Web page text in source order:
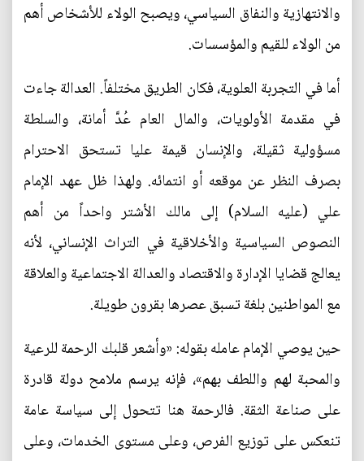
والانتهازية والنفاق السياسي، ويصبح الولاء للأشخاص أهم
من الولاء للقيم والمؤسسات.
أما في التجربة العلوية، فكان الطريق مختلفاً. العدالة جاءت
في مقدمة الأولويات، والمال العام عُدَّ أمانة، والسلطة
مسؤولية ثقيلة، والإنسان قيمة عليا تستحق الاحترام
بصرف النظر عن موقعه أو انتمائه. ولهذا ظل عهد الإمام
علي (عليه السلام) إلى مالك الأشتر واحداً من أهم
النصوص السياسية والأخلاقية في التراث الإنساني، لأنه
يعالج قضايا الإدارة والاقتصاد والعدالة الاجتماعية والعلاقة
مع المواطنين بلغة تسبق عصرها بقرون طويلة.
حين يوصي الإمام عامله بقوله: «وأشعر قلبك الرحمة للرعية
والمحبة لهم واللطف بهم»، فإنه يرسم ملامح دولة قادرة
على صناعة الثقة. فالرحمة هنا تتحول إلى سياسة عامة
تنعكس على توزيع الفرص، وعلى مستوى الخدمات، وعلى